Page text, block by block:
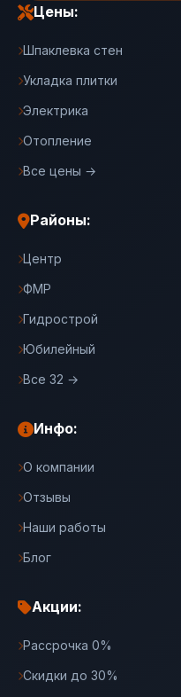
Цены:
Шпаклевка стен
Укладка плитки
Электрика
Отопление
Все цены →
Районы:
Центр
ФМР
Гидрострой
Юбилейный
Все 32 →
Инфо:
О компании
Отзывы
Наши работы
Блог
Акции:
Рассрочка 0%
Скидки до 30%